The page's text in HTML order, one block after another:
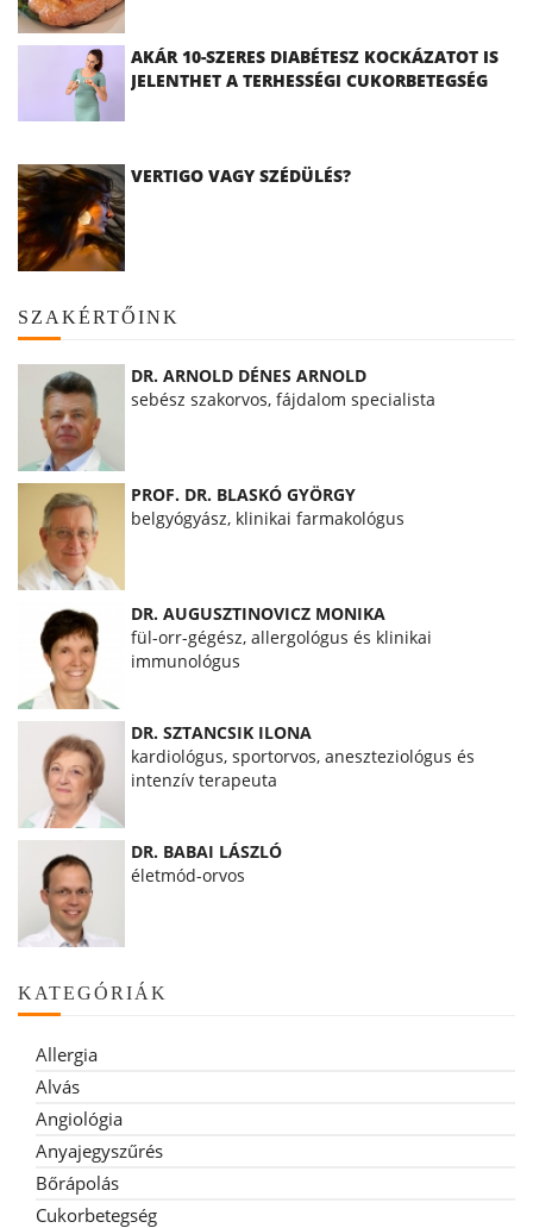
AKÁR 10-SZERES DIABÉTESZ KOCKÁZATOT IS
JELENTHET A TERHESSÉGI CUKORBETEGSÉG
VERTIGO VAGY SZÉDÜLÉS?
SZAKÉRTŐINK
DR. ARNOLD DÉNES ARNOLD
sebész szakorvos, fájdalom specialista
PROF. DR. BLASKÓ GYÖRGY
belgyógyász, klinikai farmakológus
DR. AUGUSZTINOVICZ MONIKA
fül-orr-gégész, allergológus és klinikai
immunológus
DR. SZTANCSIK ILONA
kardiológus, sportorvos, aneszteziológus és
intenzív terapeuta
DR. BABAI LÁSZLÓ
életmód-orvos
KATEGÓRIÁK
Allergia
Alvás
Angiológia
Anyajegyszűrés
Bőrápolás
Cukorbetegség